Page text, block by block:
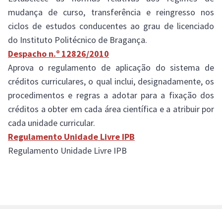
mudança de curso, transferência e reingresso nos
ciclos de estudos conducentes ao grau de licenciado
do Instituto Politécnico de Bragança.
Despacho n.º 12826/2010
Aprova o regulamento de aplicação do sistema de
créditos curriculares, o qual inclui, designadamente, os
procedimentos e regras a adotar para a fixação dos
créditos a obter em cada área científica e a atribuir por
cada unidade curricular.
Regulamento Unidade Livre IPB
Regulamento Unidade Livre IPB